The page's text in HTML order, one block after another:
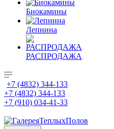
Биокамины
Лепнина
РАСПРОДАЖА
+7 (4832) 344-133
+7 (4832) 344-133
+7 (910) 034-41-33